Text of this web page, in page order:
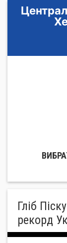
Гліб
рекорд